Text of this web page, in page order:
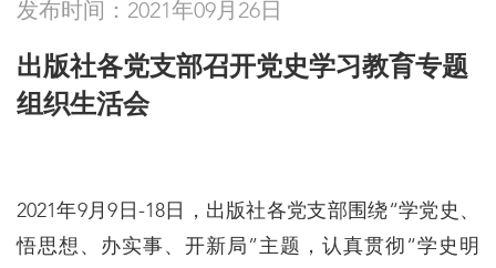
发布时间：2021年09月26日
出版社各党支部召开党史学习教育专题
组织生活会
2021年9月9日-18日，出版社各党支部围绕“学党史、
悟思想、办实事、开新局”主题，认真贯彻“学史明